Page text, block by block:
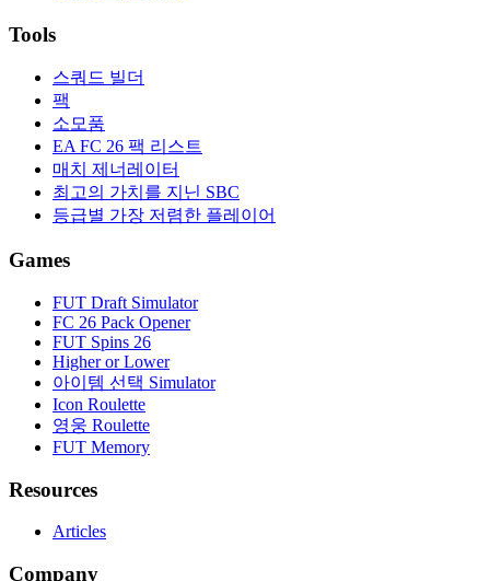
Tools
스쿼드 빌더
팩
소모품
EA FC 26 팩 리스트
매치 제너레이터
최고의 가치를 지닌 SBC
등급별 가장 저렴한 플레이어
Games
FUT Draft Simulator
FC 26 Pack Opener
FUT Spins 26
Higher or Lower
아이템 선택 Simulator
Icon Roulette
영웅 Roulette
FUT Memory
Resources
Articles
Company